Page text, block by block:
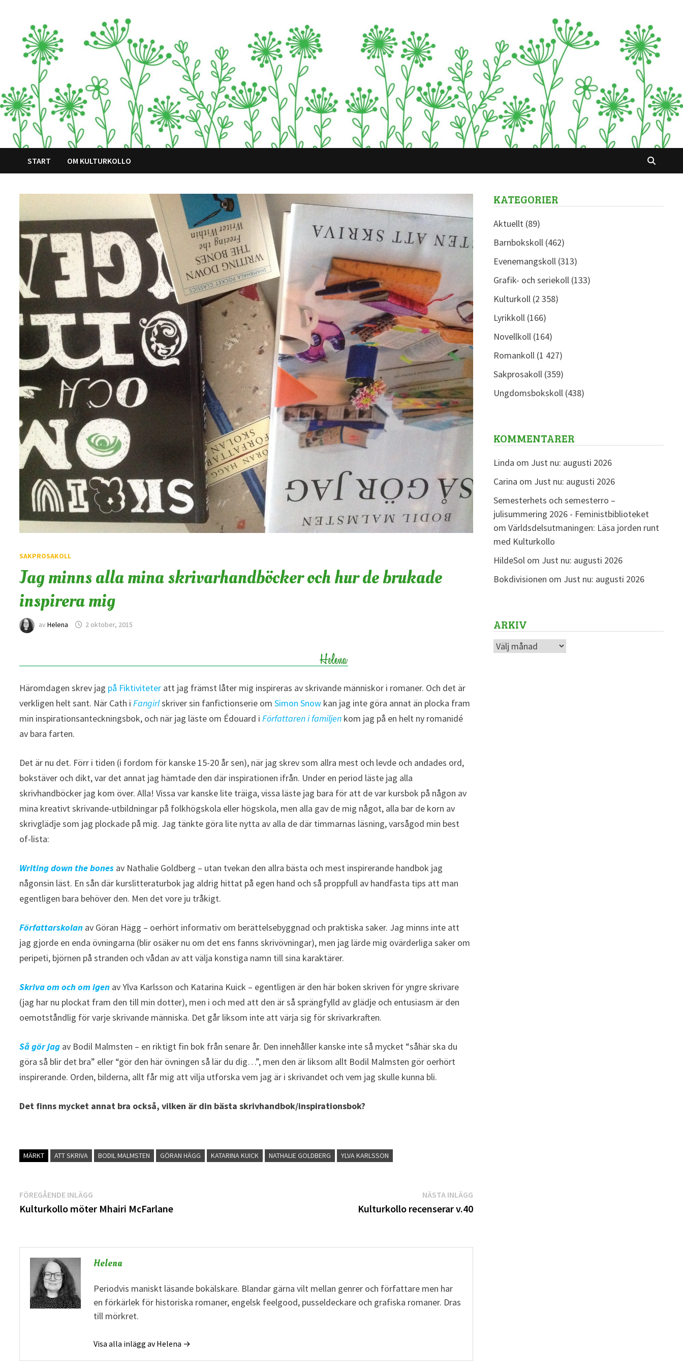
START OM KULTURKOLLO
SAKPROSAKOLL
Jag minns alla mina skrivarhandböcker och hur de brukade
inspirera mig
avHelena 2 oktober, 2015
Häromdagen skrev jag på Fiktiviteter att jag främst låter mig inspireras av skrivande människor i romaner. Och det är
verkligen helt sant. När Cath iFangirlskriver sin fanfictionserie omSimon Snow kan jag inte göra annat än plocka fram
min inspirationsanteckningsbok, och när jag läste om Édouard iFörfattaren i familjen kom jag på en helt ny romanidé
av bara farten.
Det är nu det. Förr i tiden (i fordom för kanske 15-20 år sen), när jag skrev som allra mest och levde och andades ord,
bokstäver och dikt, var det annat jag hämtade den där inspirationen ifrån. Under en period läste jag alla
skrivhandböcker jag kom över. Alla! Vissa var kanske lite träiga, vissa läste jag bara för att de var kursbok på någon av
mina kreativt skrivande-utbildningar på folkhögskola eller högskola, men alla gav de mig något, alla bar de korn av
skrivglädje som jag plockade på mig. Jag tänkte göra lite nytta av alla de där timmarnas läsning, varsågod min best
of-lista:
Writing down the bones av Nathalie Goldberg – utan tvekan den allra bästa och mest inspirerande handbok jag
någonsin läst. En sån där kurslitteraturbok jag aldrig hittat på egen hand och så proppfull av handfasta tips att man
egentligen bara behöver den. Men det vore ju tråkigt.
Författarskolan av Göran Hägg – oerhört informativ om berättelsebyggnad och praktiska saker. Jag minns inte att
jag gjorde en enda övningarna (blir osäker nu om det ens fanns skrivövningar), men jag lärde mig ovärderliga saker om
peripeti, björnen på stranden och vådan av att välja konstiga namn till sina karaktärer.
Skriva om och om igen av Ylva Karlsson och Katarina Kuick – egentligen är den här boken skriven för yngre skrivare
(jag har nu plockat fram den till min dotter), men i och med att den är så sprängfylld av glädje och entusiasm är den
oemotståndlig för varje skrivande människa. Det går liksom inte att värja sig för skrivarkraften.
Så gör jag av Bodil Malmsten – en riktigt fin bok från senare år. Den innehåller kanske inte så mycket “såhär ska du
göra så blir det bra” eller “gör den här övningen så lär du dig…”, men den är liksom allt Bodil Malmsten gör oerhört
inspirerande. Orden, bilderna, allt får mig att vilja utforska vem jag är i skrivandet och vem jag skulle kunna bli.
Det finns mycket annat bra också, vilken är din bästa skrivhandbok/inspirationsbok?
MÄRKT ATT SKRIVA BODIL MALMSTEN GÖRAN HÄGG KATARINA KUICK NATHALIE GOLDBERG YLVA KARLSSON
Inläggsnavigering
FÖREGÅENDE INLÄGG
inlägg:
Kulturkollo möter Mhairi McFarlane
NÄSTA INLÄGGNästa
inlägg:
Kulturkollo recenserar v.40
Helena
Periodvis maniskt läsande bokälskare. Blandar gärna vilt mellan genrer och författare men har
en förkärlek för historiska romaner, engelsk feelgood, pusseldeckare och grafiska romaner. Dras
till mörkret.
Visa alla inlägg av Helena →
KATEGORIER
Aktuellt(89)
Barnbokskoll(462)
Evenemangskoll(313)
Grafik- och seriekoll(133)
Kulturkoll(2 358)
Lyrikkoll(166)
Novellkoll(164)
Romankoll(1 427)
Sakprosakoll(359)
Ungdomsbokskoll(438)
KOMMENTARER
Linda om Just nu: augusti 2026
Carina om Just nu: augusti 2026
Semesterhets och semesterro –
julisummering 2026 - Feministbiblioteket
om Världsdelsutmaningen: Läsa jorden runt
med Kulturkollo
HildeSolom Just nu: augusti 2026
Bokdivisionen om Just nu: augusti 2026
ARKIV
Arkiv